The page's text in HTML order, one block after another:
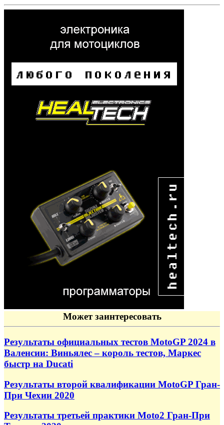
Может заинтересовать
Результаты официальных тестов MotoGP 2024 в
Валенсии: Виньялес – король тестов, Маркес
быстр на Ducati
Результаты второй квалификации MotoGP Гран-
При Чехии 2020
Результаты третьей практики Moto2 Гран-При